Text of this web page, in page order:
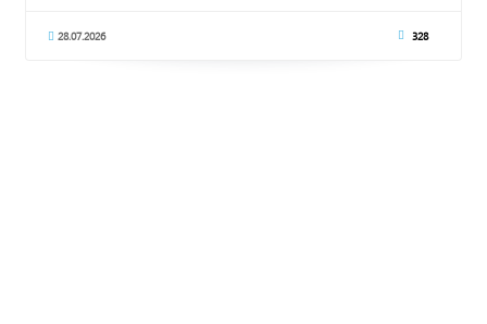
28.07.2026 328